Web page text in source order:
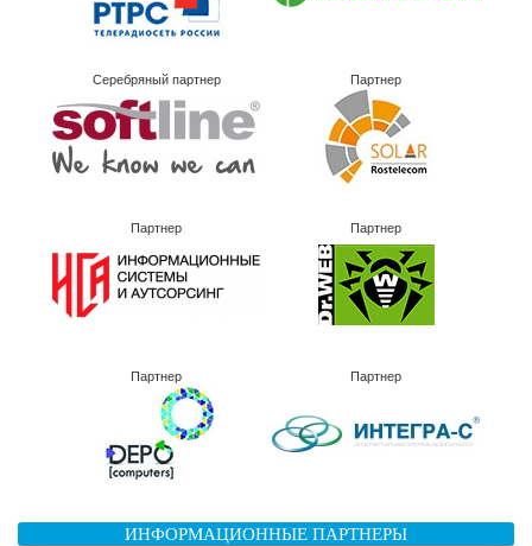
Серебряный партнер Партнер
Партнер Партнер
Партнер Партнер
ИНФОРМАЦИОННЫЕ ПАРТНЕРЫ